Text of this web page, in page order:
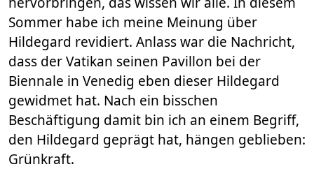
Sommer habe ich meine Meinung über
Hildegard revidiert. Anlass war die Nachricht,
dass der Vatikan seinen Pavillon bei der
Biennale in Venedig eben dieser Hildegard
gewidmet hat. Nach ein bisschen
Beschäftigung damit bin ich an einem Begriff,
den Hildegard geprägt hat, hängen geblieben:
Grünkraft.